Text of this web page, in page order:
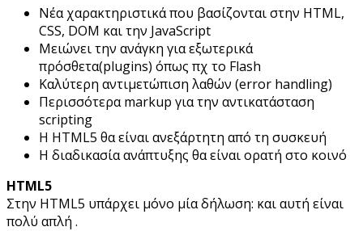
Νέα χαρακτηριστικά που βασίζονται στην HTML,
CSS, DOM και την JavaScript
Μειώνει την ανάγκη για εξωτερικά
πρόσθετα(plugins) όπως πχ το Flash
Καλύτερη αντιμετώπιση λαθών (error handling)
Περισσότερα markup για την αντικατάσταση
scripting
H HTML5 θα είναι ανεξάρτητη από τη συσκευή
Η διαδικασία ανάπτυξης θα είναι ορατή στο κοινό
HTML5
Στην HTML5 υπάρχει μόνο μία δήλωση: και αυτή είναι
πολύ απλή .